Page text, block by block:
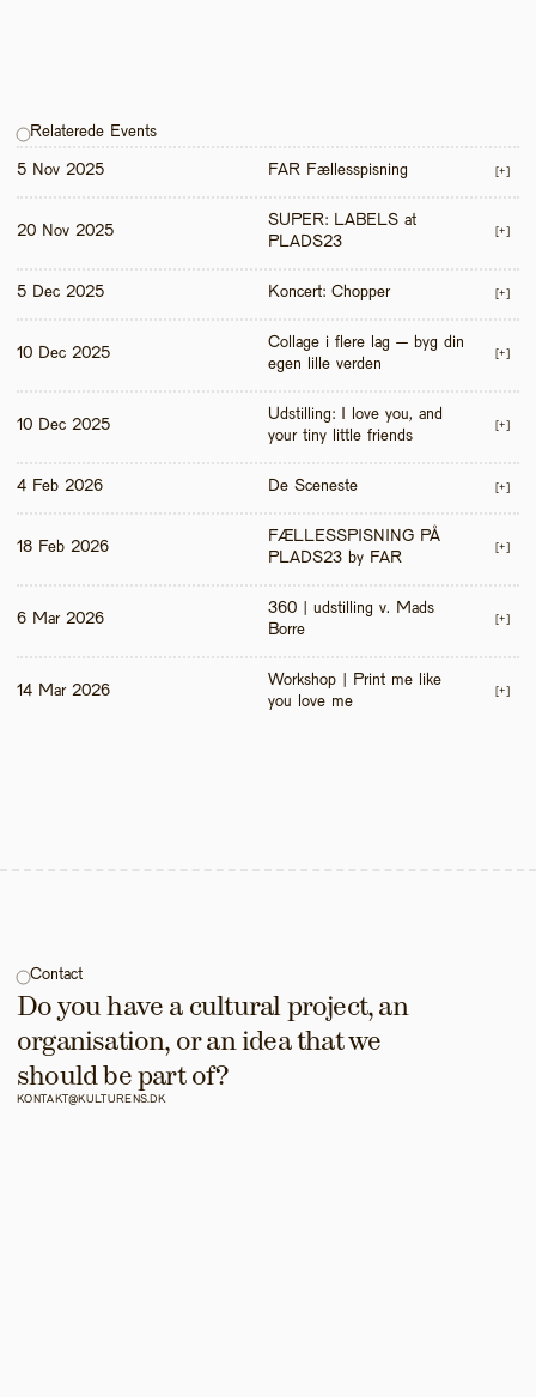
Relaterede Events
5 Nov 2025 FAR Fællesspisning [+]
20 Nov 2025
SUPER: LABELS at
PLADS23
[+]
5 Dec 2025 Koncert: Chopper [+]
10 Dec 2025
Collage i flere lag – byg din
egen lille verden
[+]
10 Dec 2025
Udstilling: I love you, and
your tiny little friends
[+]
4 Feb 2026 De Sceneste [+]
18 Feb 2026
FÆLLESSPISNING PÅ
PLADS23 by FAR
[+]
6 Mar 2026
360 | udstilling v. Mads
Borre
[+]
14 Mar 2026
Workshop | Print me like
you love me
[+]
Contact
Do you have a cultural project, an
organisation, or an idea that we
should be part of?
KONTAKT@KULTURENS.DK